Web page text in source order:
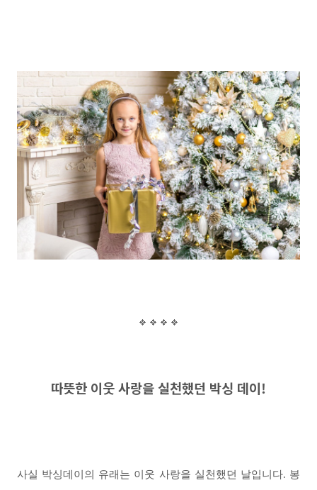
따뜻한 이웃 사랑을 실천했던 박싱 데이!
사실 박싱데이의 유래는 이웃 사랑을 실천했던 날입니다. 봉